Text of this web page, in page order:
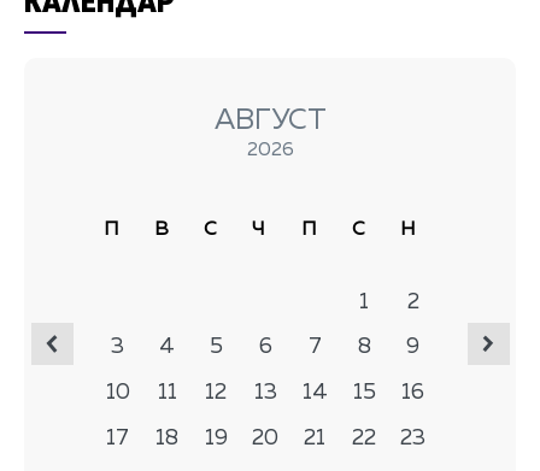
АВГУСТ
2026
П В С Ч П С Н
1 2
3 4 5 6 7 8 9
10 11 12 13 14 15 16
17 18 19 20 21 22 23